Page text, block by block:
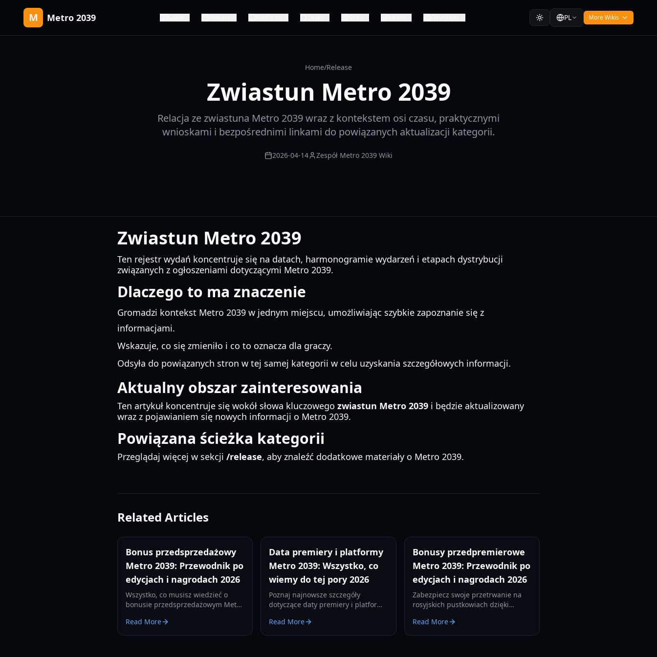
M Metro 2039 PL More Wikis
Home/Release
Zwiastun Metro 2039
Relacja ze zwiastuna Metro 2039 wraz z kontekstem osi czasu, praktycznymi
wnioskami i bezpośrednimi linkami do powiązanych aktualizacji kategorii.
2026-04-14 Zespół Metro 2039 Wiki
Zwiastun Metro 2039
Ten rejestr wydań koncentruje się na datach, harmonogramie wydarzeń i etapach dystrybucji
związanych z ogłoszeniami dotyczącymi Metro 2039.
Dlaczego to ma znaczenie
Gromadzi kontekst Metro 2039 w jednym miejscu, umożliwiając szybkie zapoznanie się z
informacjami.
Wskazuje, co się zmieniło i co to oznacza dla graczy.
Odsyła do powiązanych stron w tej samej kategorii w celu uzyskania szczegółowych informacji.
Aktualny obszar zainteresowania
Ten artykuł koncentruje się wokół słowa kluczowego zwiastun Metro 2039 i będzie aktualizowany
wraz z pojawianiem się nowych informacji o Metro 2039.
Powiązana ścieżka kategorii
Przeglądaj więcej w sekcji /release, aby znaleźć dodatkowe materiały o Metro 2039.
Related Articles
Bonus przedsprzedażowy
Metro 2039: Przewodnik po
edycjach i nagrodach 2026
Wszystko, co musisz wiedzieć o
bonusie przedsprzedażowym Metro
ekskluzywne skórki i nagrody
fizyczne na rok 2026.
Read More
Data premiery i platformy
Metro 2039: Wszystko, co
wiemy do tej pory 2026
Poznaj najnowsze szczegóły
dotyczące daty premiery i platform
oraz nowe funkcje silnika 4A
Engine. Bądź o krok przed innymi w
Read More
Bonusy przedpremierowe
Metro 2039: Przewodnik po
edycjach i nagrodach 2026
Zabezpiecz swoje przetrwanie na
rosyjskich pustkowiach dzięki
przewodnikowi po bonusach
przedpremierowych Metro 2039,
Read More